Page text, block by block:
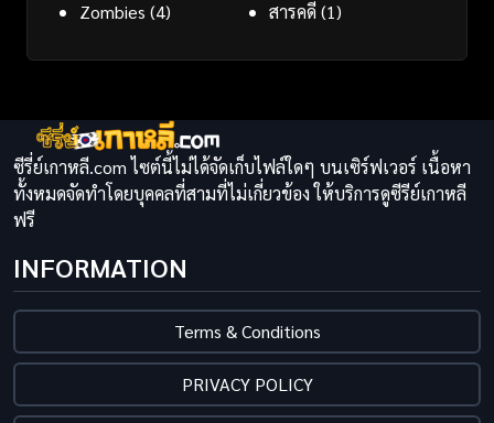
Zombies (4) สารคดี(1)
ซีรี่ย์เกาหลี.com ไซต์นี้ไม่ได้จัดเก็บไฟล์ใดๆ บนเซิร์ฟเวอร์ เนื้อหา
ทั้งหมดจัดทำโดยบุคคลที่สามที่ไม่เกี่ยวข้อง ให้บริการดูซีรีย์เกาหลี
ฟรี
INFORMATION
Terms & Conditions
PRIVACY POLICY